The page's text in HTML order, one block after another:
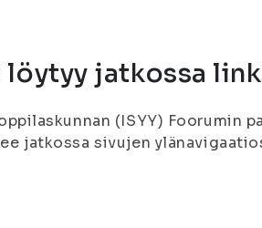
löytyy jatkossa
(ISYY) Foorumin
jatkossa sivujen